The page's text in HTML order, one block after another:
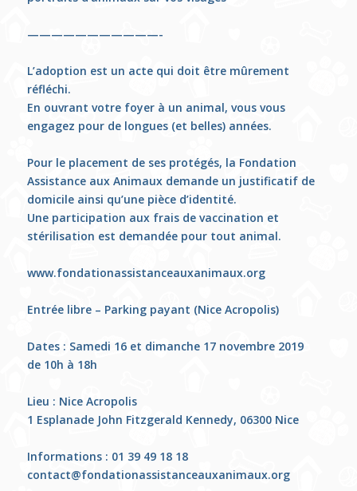
———————————-
L’adoption est un acte qui doit être mûrement
réfléchi.
En ouvrant votre foyer à un animal, vous vous
engagez pour de longues (et belles) années.
Pour le placement de ses protégés, la Fondation
Assistance aux Animaux demande un justificatif de
domicile ainsi qu’une pièce d’identité.
Une participation aux frais de vaccination et
stérilisation est demandée pour tout animal.
www.fondationassistanceauxanimaux.org
Entrée libre – Parking payant (Nice Acropolis)
Dates : Samedi 16 et dimanche 17 novembre 2019
de 10h à 18h
Lieu : Nice Acropolis
1 Esplanade John Fitzgerald Kennedy, 06300 Nice
Informations : 01 39 49 18 18
contact@fondationassistanceauxanimaux.org